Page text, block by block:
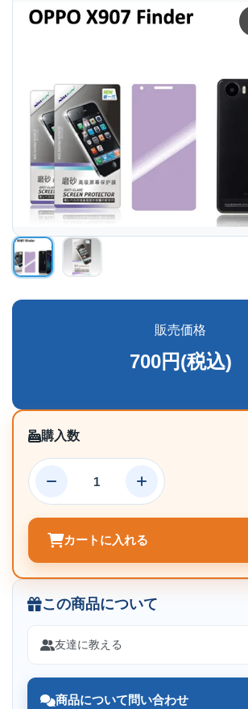
販売価格
700円(税込)
購入数
カートに入れる
この商品について
友達に教える
商品について問い合わせ